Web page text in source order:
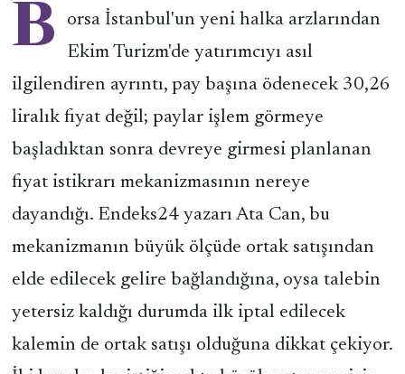
B
orsa İstanbul'un yeni halka arzlarından
Ekim Turizm'de yatırımcıyı asıl
ilgilendiren ayrıntı, pay başına ödenecek 30,26
liralık fiyat değil; paylar işlem görmeye
başladıktan sonra devreye girmesi planlanan
fiyat istikrarı mekanizmasının nereye
dayandığı. Endeks24 yazarı Ata Can, bu
mekanizmanın büyük ölçüde ortak satışından
elde edilecek gelire bağlandığına, oysa talebin
yetersiz kaldığı durumda ilk iptal edilecek
kalemin de ortak satışı olduğuna dikkat çekiyor.